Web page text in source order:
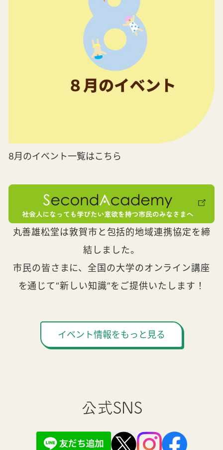
8月のイベント一覧はこちら
丸善雄松堂は敦賀市と包括的地域連携協定を締
結しました。
市民の皆さまに、全国の大学のオンライン講座
を通じて“新しい知識”をご提供いたします！
イベント情報をもっと見る
公式SNS